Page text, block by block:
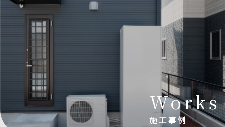
Works
施工事例